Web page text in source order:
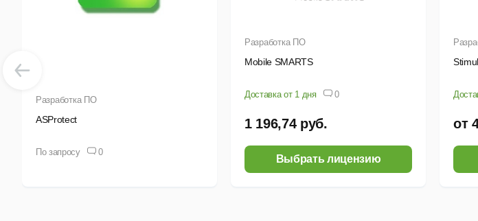
Разработка ПО
ASProtect
По запросу 0
Разработка ПО
Mobile SMARTS
Доставка от 1 дня 0
1 196,74 руб.
Выбрать лицензию
от